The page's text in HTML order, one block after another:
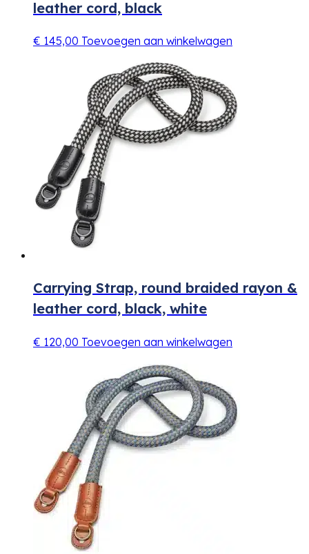
leather cord, black
€ 145,00 Toevoegen aan winkelwagen
Carrying Strap, round braided rayon &
leather cord, black, white
€ 120,00 Toevoegen aan winkelwagen